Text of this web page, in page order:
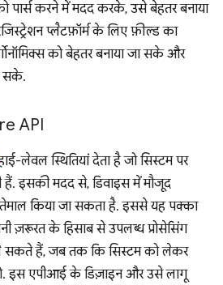
को पार्स करने में मदद करके, उसे बेहतर बनाया
प्लैटफ़ॉर्म के लिए फ़ील्ड का
को बेहतर बनाया जा सके और
सके.
API
लेवल स्थितियां देता है जो सिस्टम पर
हैं. इसकी मदद से, डिवाइस में मौजूद
किया जा सकता है. इससे यह पक्का
ज़रूरत के हिसाब से उपलब्ध प्रोसेसिंग
सकते हैं, जब तक कि सिस्टम को लेकर
इस एपीआई के डिज़ाइन और उसे लागू